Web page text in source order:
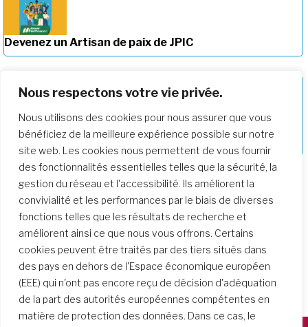
Nous respectons votre vie privée.
Nous utilisons des cookies pour nous assurer que vous
bénéficiez de la meilleure expérience possible sur notre
site web. Les cookies nous permettent de vous fournir
des fonctionnalités essentielles telles que la sécurité, la
gestion du réseau et l'accessibilité. Ils améliorent la
convivialité et les performances par le biais de diverses
fonctions telles que les résultats de recherche et
améliorent ainsi ce que nous vous offrons. Certains
cookies peuvent être traités par des tiers situés dans
des pays en dehors de l'Espace économique européen
(EEE) qui n'ont pas encore reçu de décision d'adéquation
de la part des autorités européennes compétentes en
matière de protection des données. Dans ce cas, le
Devenez un Artisan de paix de JPIC
Approfondir notre parcours de
formation